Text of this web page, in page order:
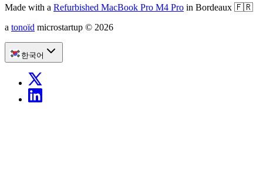
Made with a Refurbished MacBook Pro M4 Pro in Bordeaux 🇫🇷
a tonoïd microstartup © 2026
한국어